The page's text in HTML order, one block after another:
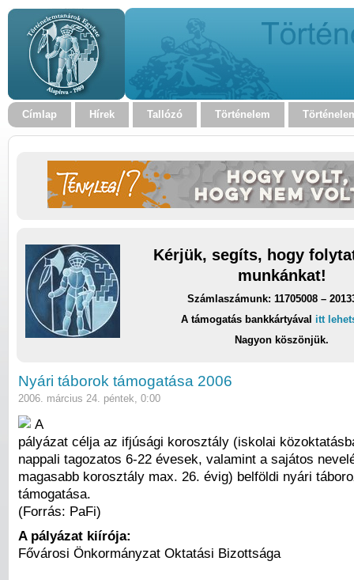
Címlap Hírek Tallózó Történelem
Kérjük, segíts, hogy
munkánkat!
Számlaszámunk: 11705008 –
A támogatás bankkártyával itt
Nagyon köszönjük.
Nyári táborok támogatása 2006
2006. március 24. péntek, 0:00
A
pályázat célja az ifjúsági korosztály (iskolai
nappali tagozatos 6-22 évesek, valamint a sajátos
magasabb korosztály max. 26. évig) belföldi nyári
támogatása.
(Forrás: PaFi)
A pályázat kiírója:
Fővárosi Önkormányzat Oktatási Bizottsága